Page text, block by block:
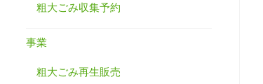
粗大ごみ収集予約
事業
粗大ごみ再生販売